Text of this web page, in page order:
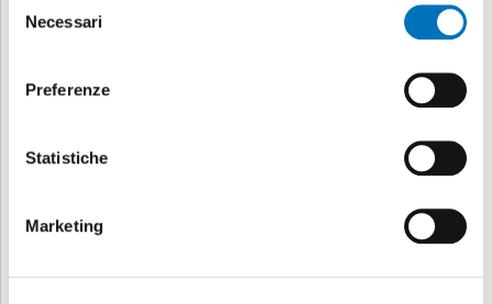
delNecessari
Preferenze
Statistiche
Marketing